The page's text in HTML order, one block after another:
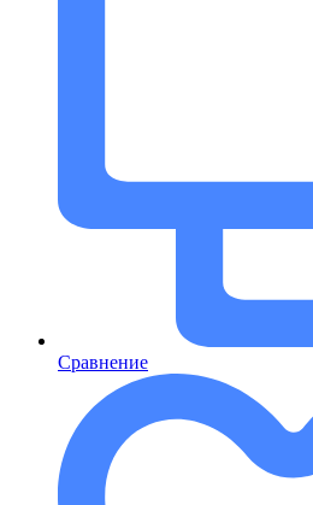
Сравнение